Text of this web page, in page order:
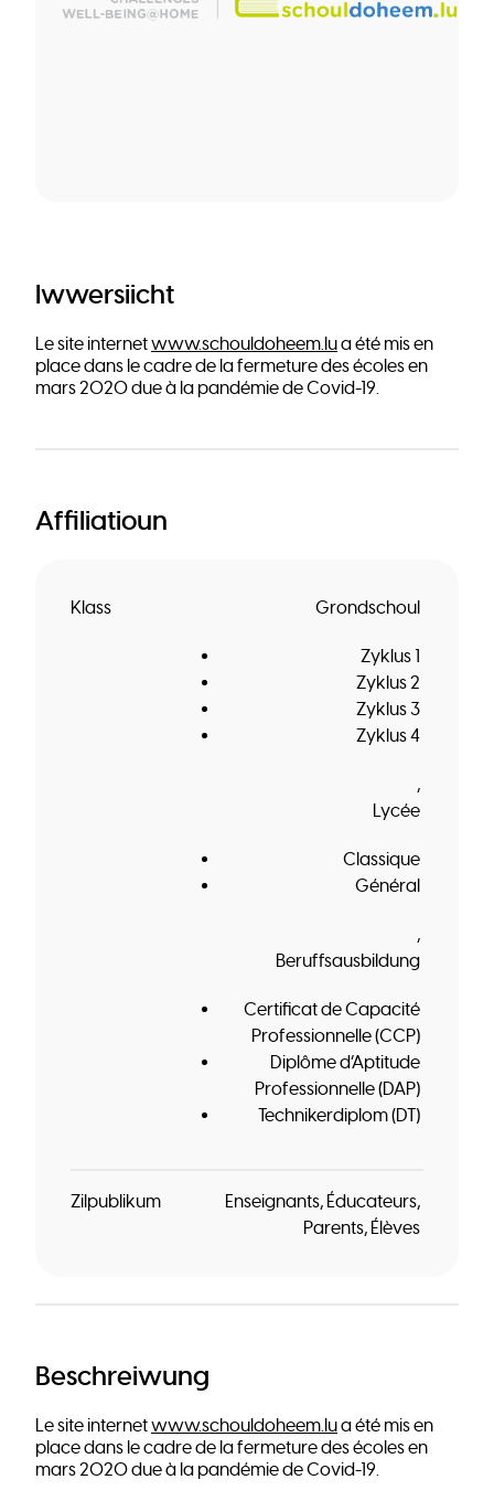
Iwwersiicht
Le site internetwww.schouldoheem.lua été mis en
place dans le cadre de la fermeture des écoles en
mars 2020 due à la pandémie de Covid-19.
Affiliatioun
Klass Grondschoul
Zyklus 1
Zyklus 2
Zyklus 3
Zyklus 4
Lycée
Classique
Général
Beruffsausbildung
Certificat de Capacité
Professionnelle (CCP)
Diplôme d’Aptitude
Professionnelle (DAP)
Technikerdiplom (DT)
Zilpublikum Enseignants Éducateurs
Parents Élèves
Beschreiwung
Le site internetwww.schouldoheem.lua été mis en
place dans le cadre de la fermeture des écoles en
mars 2020 due à la pandémie de Covid-19.